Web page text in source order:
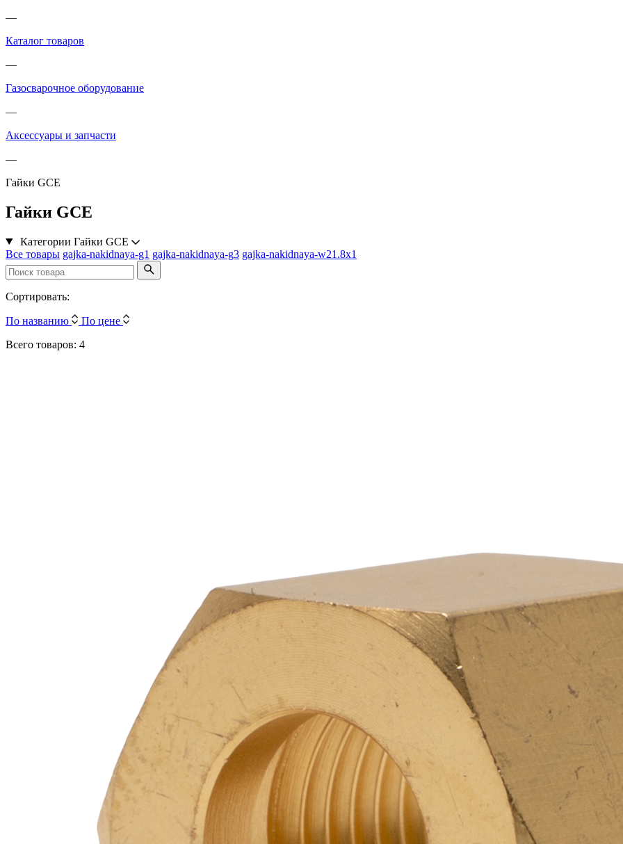
—
Каталог товаров
—
Газосварочное оборудование
—
Аксессуары и запчасти
—
Гайки GCE
Гайки GCE
Категории Гайки GCE
Все товары gajka-nakidnaya-g1 gajka-nakidnaya-g3 gajka-nakidnaya-w21.8x1
Сортировать:
По названию
По цене
Всего товаров: 4